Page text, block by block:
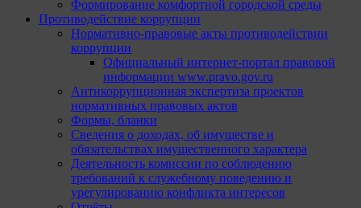
Формирование комфортной городской среды
Противодействие коррупции
Нормативно-правовые акты противодействии
коррупции
Официальный интернет-портал правовой
информации www.pravo.gov.ru
Антикоррупционная экспертиза проектов
нормативных правовых актов
Формы, бланки
Сведения о доходах, об имуществе и
обязательствах имущественного характера
Деятельность комиссии по соблюдению
требований к служебному поведению и
урегулированию конфликта интересов